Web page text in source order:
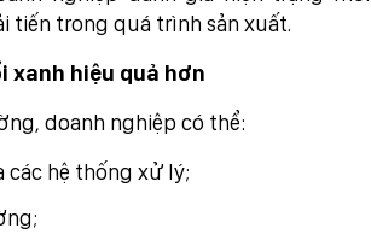
tiến trong quá trình sản xuất.
xanh hiệu quả hơn
doanh nghiệp có thể:
hệ thống xử lý;